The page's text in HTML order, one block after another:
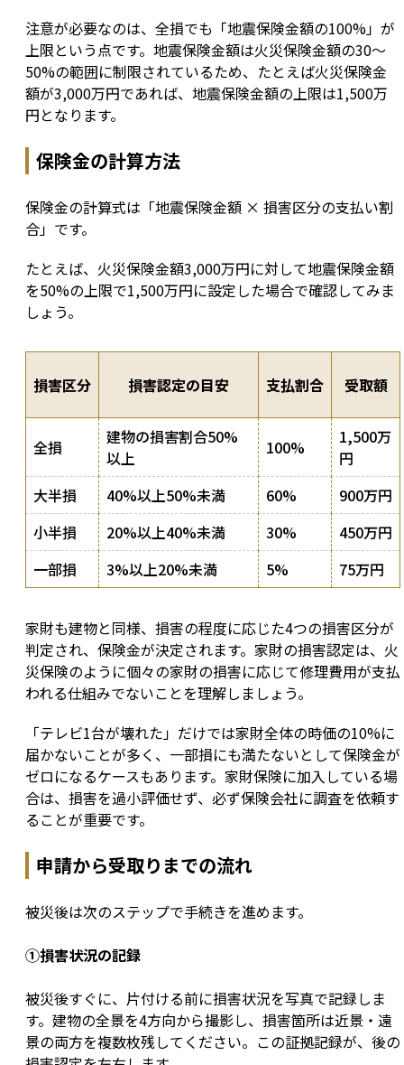
注意が必要なのは、全損でも「地震保険金額の100%」が
上限という点です。地震保険金額は火災保険金額の30〜
50%の範囲に制限されているため、たとえば火災保険金
額が3,000万円であれば、地震保険金額の上限は1,500万
円となります。
保険金の計算方法
保険金の計算式は「地震保険金額 × 損害区分の支払い割
合」です。
たとえば、火災保険金額3,000万円に対して地震保険金額
を50%の上限で1,500万円に設定した場合で確認してみま
しょう。
損害区分 損害認定の目安 支払割合 受取額
全損
建物の損害割合50%
以上
100%
1,500万
円
大半損
40%以上50%未満 60%
900万円
小半損
20%以上40%未満 30%
450万円
一部損
3%以上20%未満 5% 75万円
家財も建物と同様、損害の程度に応じた4つの損害区分が
判定され、保険金が決定されます。家財の損害認定は、火
災保険のように個々の家財の損害に応じて修理費用が支払
われる仕組みでないことを理解しましょう。
「テレビ1台が壊れた」だけでは家財全体の時価の10%に
届かないことが多く、一部損にも満たないとして保険金が
ゼロになるケースもあります。家財保険に加入している場
合は、損害を過小評価せず、必ず保険会社に調査を依頼す
ることが重要です。
申請から受取りまでの流れ
被災後は次のステップで手続きを進めます。
①損害状況の記録
被災後すぐに、片付ける前に損害状況を写真で記録しま
す。建物の全景を4方向から撮影し、損害箇所は近景・遠
景の両方を複数枚残してください。この証拠記録が、後の